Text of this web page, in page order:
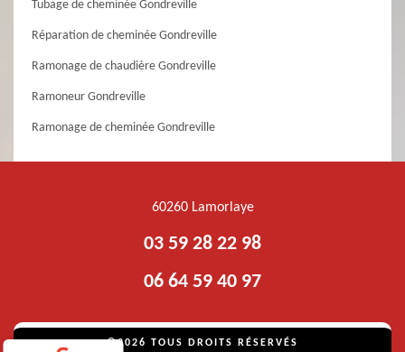
Tubage de cheminée Gondreville
Réparation de cheminée Gondreville
Ramonage de chaudière Gondreville
Ramoneur Gondreville
Ramonage de cheminée Gondreville
60260 Lamorlaye
03 59 28 22 98
06 64 59 40 97
©2026 TOUS DROITS RÉSERVÉS